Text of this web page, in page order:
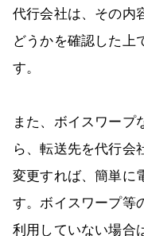
代行会社は、その内
どうかを確認した上
す。
また、ボイスワープ
ら、転送先を代行会
変更すれば、簡単に
す。ボイスワープ等
利用していない場合